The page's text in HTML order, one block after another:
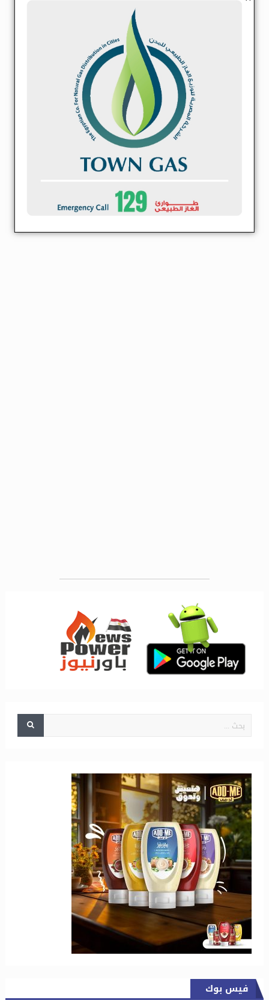
فيس بوك